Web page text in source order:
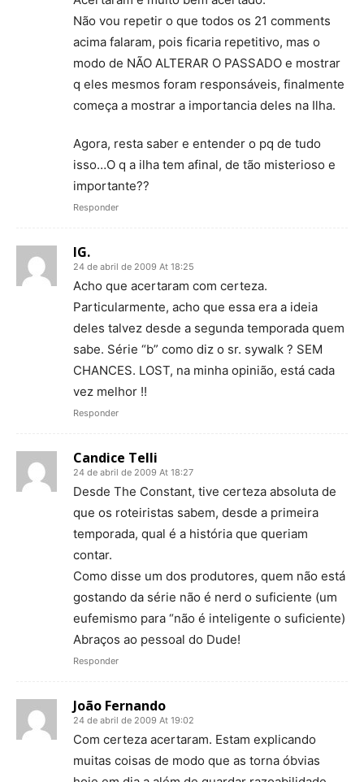
Não vou repetir o que todos os 21 comments
acima falaram, pois ficaria repetitivo, mas o
modo de NÃO ALTERAR O PASSADO e mostrar
q eles mesmos foram responsáveis, finalmente
começa a mostrar a importancia deles na Ilha.
Agora, resta saber e entender o pq de tudo
isso…O q a ilha tem afinal, de tão misterioso e
importante??
Responder
IG.
24 de abril de 2009 At 18:25
Acho que acertaram com certeza.
Particularmente, acho que essa era a ideia
deles talvez desde a segunda temporada quem
sabe. Série “b” como diz o sr. sywalk ? SEM
CHANCES. LOST, na minha opinião, está cada
vez melhor !!
Responder
Candice Telli
24 de abril de 2009 At 18:27
Desde The Constant, tive certeza absoluta de
que os roteiristas sabem, desde a primeira
temporada, qual é a história que queriam
contar.
Como disse um dos produtores, quem não está
gostando da série não é nerd o suficiente (um
eufemismo para “não é inteligente o suficiente)
Abraços ao pessoal do Dude!
Responder
João Fernando
24 de abril de 2009 At 19:02
Com certeza acertaram. Estam explicando
muitas coisas de modo que as torna óbvias